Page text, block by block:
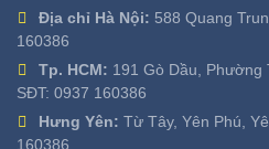
Địa chỉ Hà Nội: 588 Quang
160386
Tp. HCM: 191 Gò Dầu, Phường
SĐT: 0937 160386
Hưng Yên: Từ Tây, Yên Phú,
160386